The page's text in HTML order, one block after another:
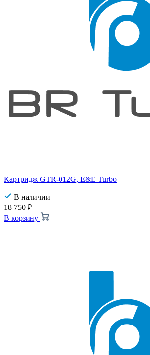
Картридж GTR-012G, E&E Turbo
В наличии
18 750 ₽
В корзину